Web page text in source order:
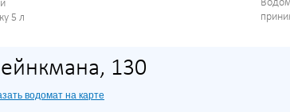
5 л
130
водомат на карте